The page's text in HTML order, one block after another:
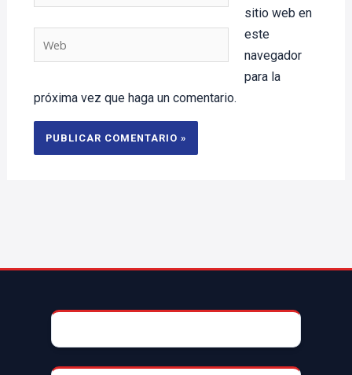
sitio web en
este
navegador
para la
próxima vez que haga un comentario.
© 2025 AccesoriosParaAutoMX